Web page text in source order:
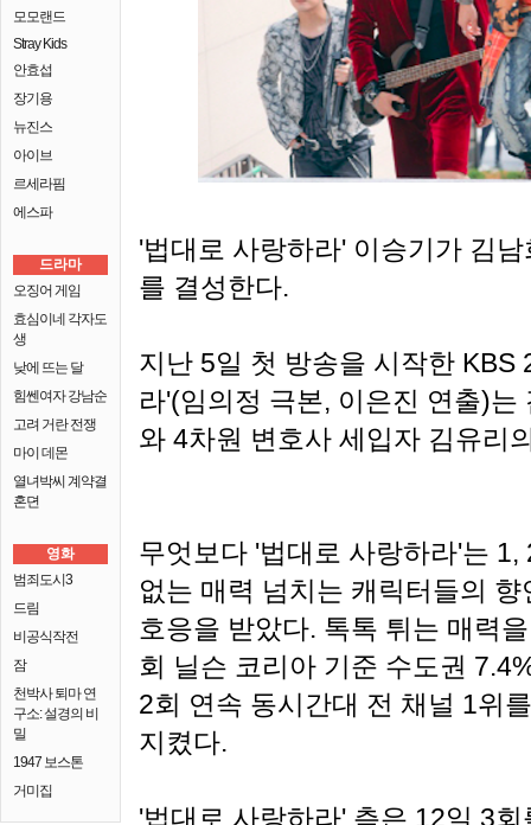
모모랜드
Stray Kids
안효섭
장기용
뉴진스
아이브
르세라핌
에스파
드라마
오징어 게임
효심이네 각자도
생
낮에 뜨는 달
힘쎈여자 강남순
고려 거란 전쟁
마이 데몬
열녀박씨 계약결
혼뎐
영화
범죄도시3
드림
비공식작전
잠
천박사 퇴마 연
구소: 설경의 비
밀
1947 보스톤
거미집
'법대로 사랑하라' 이승기가 김
를 결성한다.
지난 5일 첫 방송을 시작한 KBS
라'(임의정 극본, 이은진 연출)
와 4차원 변호사 세입자 김유리
무엇보다 '법대로 사랑하라'는
없는 매력 넘치는 캐릭터들의
호응을 받았다. 톡톡 튀는 매력
회 닐슨 코리아 기준 수도권
2회 연속 동시간대 전 채널 1위
지켰다.
'법대로 사랑하라' 측은 12일 3